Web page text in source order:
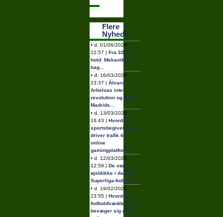
Flere
Nyheder
d. 01/06/2026
22:57 | Fra 32 til 48
hold: Mekanikken
bag…
d. 16/03/2026
23:37 | Álvaro
Arbeloas interne
revolution og Real
Madrids…
d. 13/03/2026
16:43 | Hvordan
sportsbegivenheder
driver trafik til
online
gamingplatforme
d. 12/03/2026
12:59 | De største
øjeblikke i dansk
Superliga-fodbold
d. 19/02/2026
23:55 | Hvordan
fodboldvæddemål
bevæger sig mod